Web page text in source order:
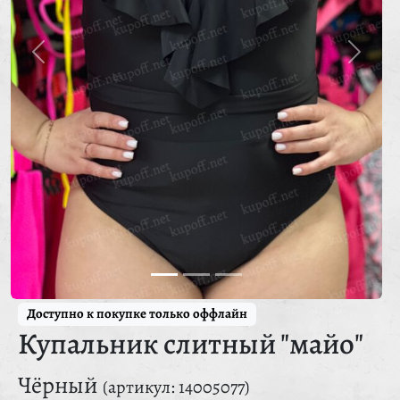
Доступно к покупке только оффлайн
Купальник слитный "майо"
Чёрный (артикул: 14005077)